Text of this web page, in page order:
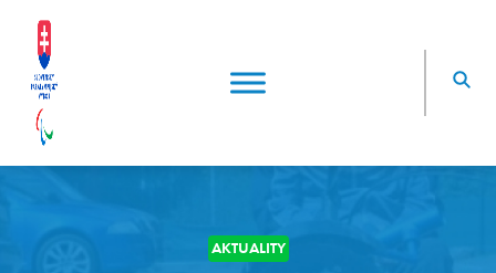
AKTUALITY